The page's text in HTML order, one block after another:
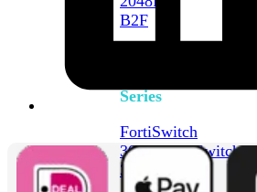
B2F
Series
FortiSwitch
3032EFortiSwitch
3032G